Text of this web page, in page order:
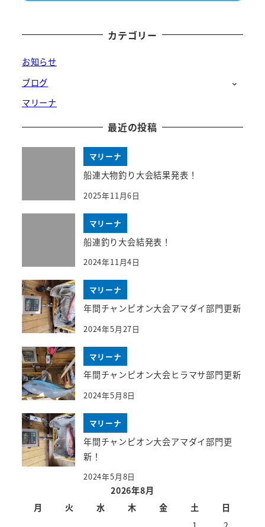
カテゴリー
お知らせ
ブログ
マリーナ
最近の投稿
マリーナ
船連大物釣り大会結果発表！
2025年11月6日
マリーナ
船連釣り大会結発表！
2024年11月4日
マリーナ
年間チャンピオン大会アマダイ部門更新
2024年5月27日
マリーナ
年間チャンピオン大会ヒラマサ部門更新
2024年5月8日
マリーナ
年間チャンピオン大会アマダイ部門更
新！
2024年5月8日
2026年8月
月
火 水 木 金 土
日